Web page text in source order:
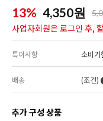
13% 4,350원
사업자회원은 로그인 후,
특이사항 소비기
배송 (조건)
추가 구성 상품